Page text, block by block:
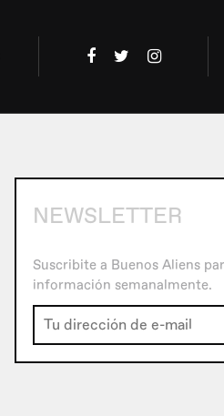
NEWSLETTER
Suscribite a Buenos Aliens
información semanalmente.